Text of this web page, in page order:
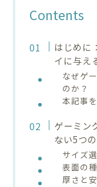
Contents
はじめに
イに与え
なぜゲ
のか？
本記事
ゲーミン
ない5つ
サイズ
表面の
厚さと